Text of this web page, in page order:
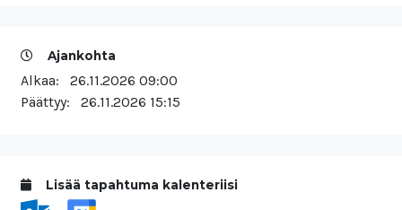
Ajankohta
Alkaa: 26.11.2026 09:00
Päättyy: 26.11.2026 15:15
Lisää tapahtuma kalenteriisi